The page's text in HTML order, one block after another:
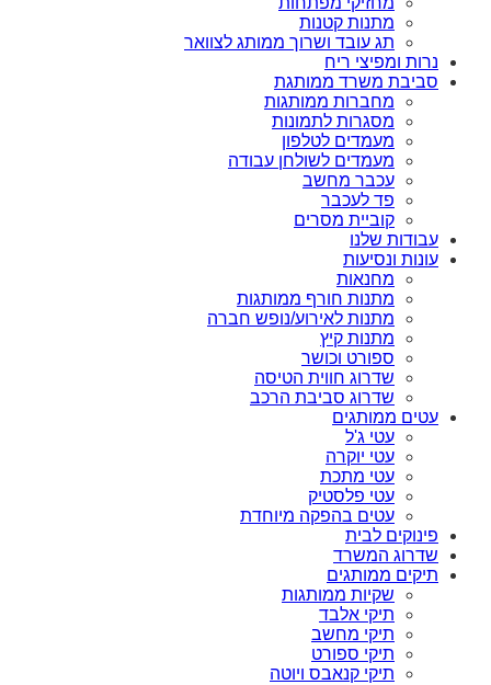
מתנות קטנות
תג עובד ושרוך ממותג לצוואר
נרות ומפיצי ריח
סביבת משרד ממותגת
מחברות ממותגות
מסגרות לתמונות
מעמדים לטלפון
מעמדים לשולחן עבודה
עכבר מחשב
פד לעכבר
קוביית מסרים
עבודות שלנו
עונות ונסיעות
מחנאות
מתנות חורף ממותגות
מתנות לאירוע/נופש חברה
מתנות קיץ
ספורט וכושר
שדרוג חווית הטיסה
שדרוג סביבת הרכב
עטים ממותגים
עטי ג'ל
עטי יוקרה
עטי מתכת
עטי פלסטיק
עטים בהפקה מיוחדת
פינוקים לבית
שדרוג המשרד
תיקים ממותגים
שקיות ממותגות
תיקי אלבד
תיקי מחשב
תיקי ספורט
תיקי קנאבס ויוטה